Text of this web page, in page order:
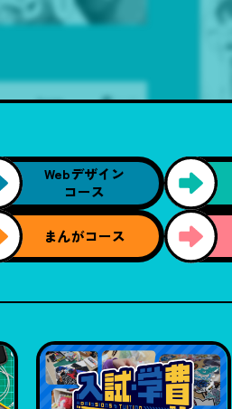
Webデザイン
コース
まんがコース